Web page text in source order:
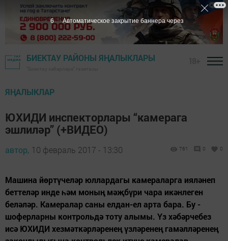
БИЕКТАУ РАЙОНЫ ЯҢАЛЫКЛАРЫ
ЯҢАЛЫКЛАР
ЮХИДИ инспекторлары “камерага
эшлиләр” (+ВИДЕО)
автор, 10 февраль 2017 - 13:30 761 0 0
Машина йөртүчеләр юллардагы камераларга ияләнеп
беттеләр инде һәм моның мәҗбүри чара икәнлеген
беләләр. Камералар саны елдан-ел арта бара. Бу -
шоферларны контрольдә тоту алымы. Үз хәбәрчебез
исә ЮХИДИ хезмәткәрләренең үзләренең гамәлләренең
5 Автоматическое закрытие баннера через